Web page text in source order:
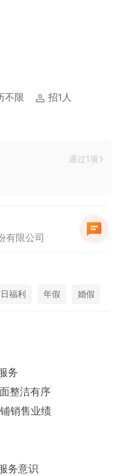
不限 招1人
通过1项
有限公司
福利 年假 婚假
务
整洁有序
销售业绩
务意识